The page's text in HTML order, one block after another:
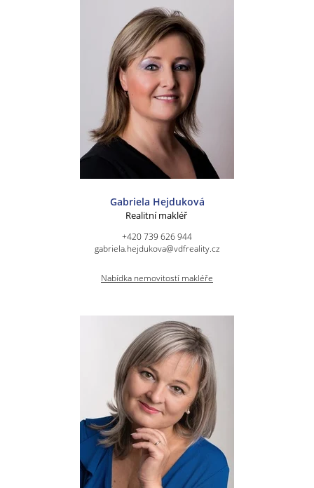
Gabriela Hejduková
Realitní makléř
+420 739 626 944
gabriela.hejdukova@vdfreality.cz
Nabídka nemovitostí makléře